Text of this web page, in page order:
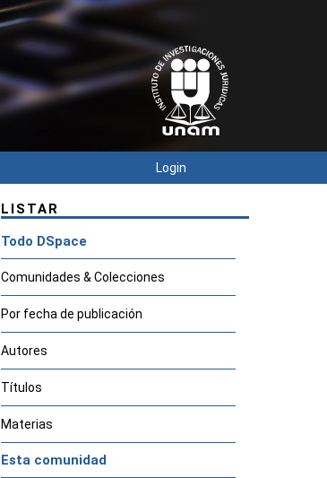
Login
LISTAR
Todo DSpace
Comunidades & Colecciones
Por fecha de publicación
Autores
Títulos
Materias
Esta comunidad